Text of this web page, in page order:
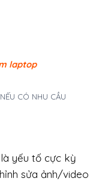
laptop
CÓ NHU CẦU
yếu tố cực kỳ
sửa ảnh/video